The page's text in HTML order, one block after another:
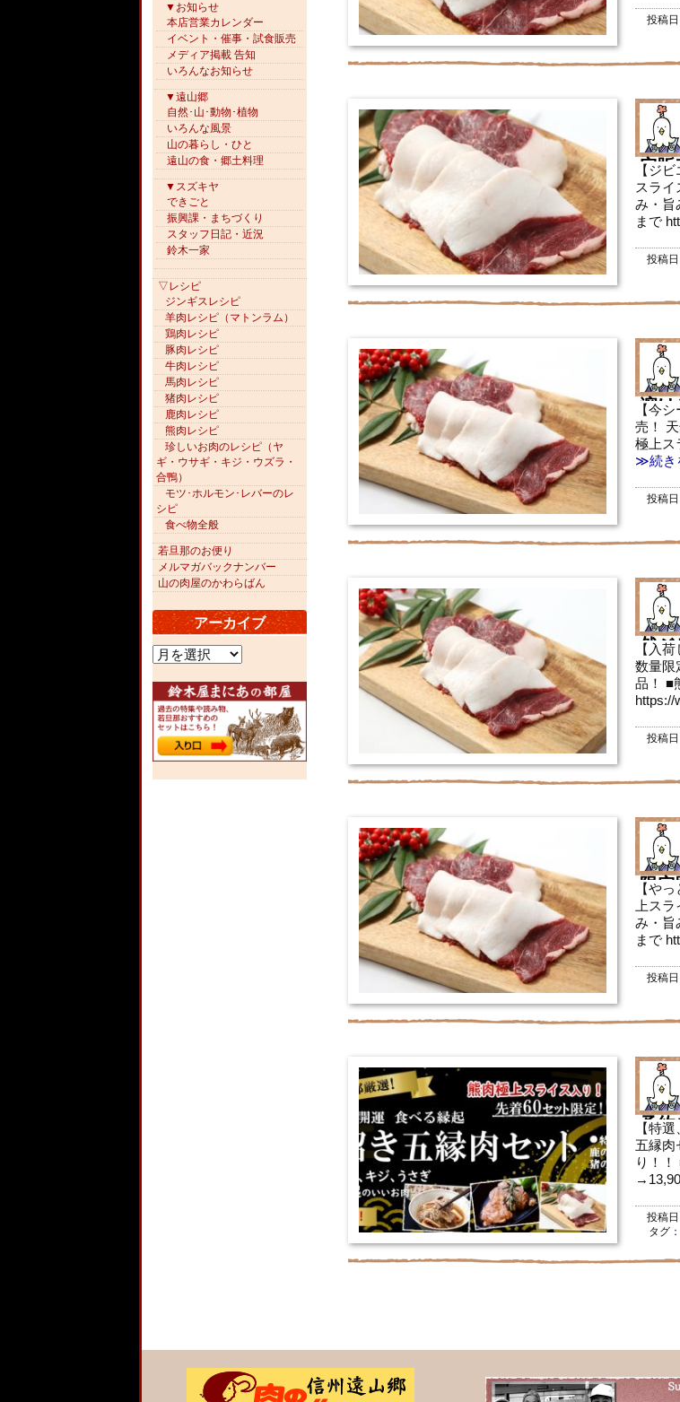
投稿日
定
み・
【ジ
スラ
み・
まで
投稿日
溶け
【今
売！
極上ス
≫続き
投稿日
然
品！
【入
数量限
品！ ■
https://
投稿日
限
み・
【や
上ス
み・
まで
投稿日
予
【特
五縁肉
り！
投稿日
タグ：
▼お知らせ
本店営業カレンダー
イベント・催事・試食販売
メディア掲載 告知
いろんなお知らせ
▼遠山郷
自然･山･動物･植物
いろんな風景
山の暮らし・ひと
遠山の食・郷土料理
▼スズキヤ
できごと
振興課・まちづくり
スタッフ日記・近況
鈴木一家
▽レシピ
ジンギスレシピ
羊肉レシピ（マトンラム）
鶏肉レシピ
豚肉レシピ
牛肉レシピ
馬肉レシピ
猪肉レシピ
鹿肉レシピ
熊肉レシピ
珍しいお肉のレシピ（ヤ
ギ・ウサギ・キジ・ウズラ・
合鴨）
モツ･ホルモン･レバーのレ
シピ
食べ物全般
若旦那のお便り
メルマガバックナンバー
山の肉屋のかわらばん
アーカイブ
ア
ー
カ
イ
ブ